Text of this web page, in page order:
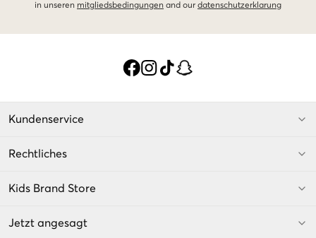
in unseren mitgliedsbedingungen and our datenschutzerklarung
Kundenservice
Rechtliches
Kids Brand Store
Jetzt angesagt